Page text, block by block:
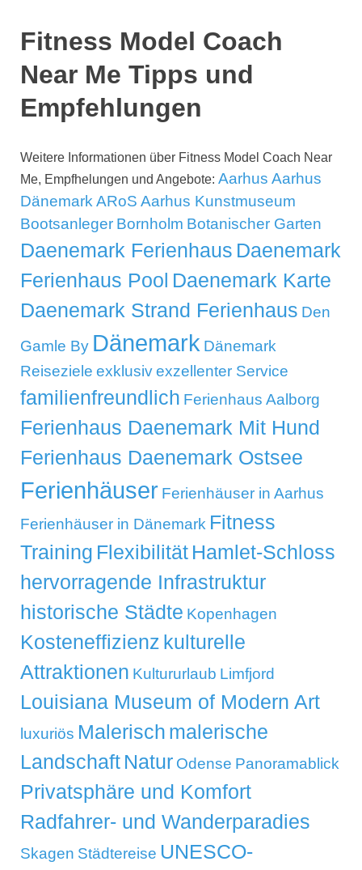
Fitness Model Coach
Near Me Tipps und
Empfehlungen
Weitere Informationen über Fitness Model Coach Near
Me, Empfhelungen und Angebote: Aarhus Aarhus
Dänemark ARoS Aarhus Kunstmuseum
Bootsanleger Bornholm Botanischer Garten
Daenemark Ferienhaus Daenemark
Ferienhaus Pool Daenemark Karte
Daenemark Strand Ferienhaus Den
Gamle By Dänemark Dänemark
Reiseziele exklusivexzellenter Service
familienfreundlich Ferienhaus Aalborg
Ferienhaus Daenemark Mit Hund
Ferienhaus Daenemark Ostsee
Ferienhäuser Ferienhäuser in Aarhus
Ferienhäuser in Dänemark Fitness
Training Flexibilität Hamlet-Schloss
hervorragende Infrastruktur
historische Städte Kopenhagen
Kosteneffizienz kulturelle
Attraktionen Kultururlaub Limfjord
Louisiana Museum of Modern Art
luxuriös Malerisch malerische
Landschaft Natur Odense Panoramablick
Privatsphäre und Komfort
Radfahrer- und Wanderparadies
Skagen Städtereise UNESCO-